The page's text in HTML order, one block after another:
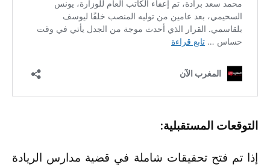
التوقعات المستقبلية:
إذا تم فتح تحقيقات شاملة في قضية مدارس الريادة